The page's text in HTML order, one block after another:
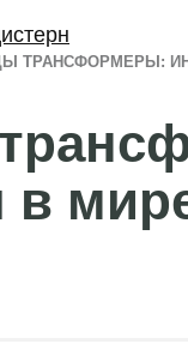
ТРАНСФОРМЕРЫ:
в